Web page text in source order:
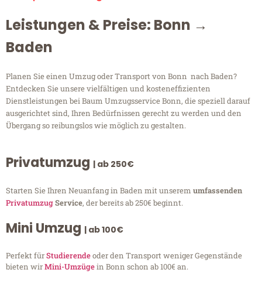
Leistungen & Preise: Bonn →
Baden
Planen Sie einen Umzug oder Transport von Bonn nach Baden?
Entdecken Sie unsere vielfältigen und kosteneffizienten
Dienstleistungen bei Baum Umzugsservice Bonn, die speziell darauf
ausgerichtet sind, Ihren Bedürfnissen gerecht zu werden und den
Übergang so reibungslos wie möglich zu gestalten.
Privatumzug | ab 250€
Starten Sie Ihren Neuanfang in Baden mit unserem umfassenden
PrivatumzugService, der bereits ab 250€ beginnt.
Mini Umzug | ab 100€
Perfekt fürStudierendeoder den Transport weniger Gegenstände
bieten wirMini-Umzügein Bonn schon ab 100€ an.